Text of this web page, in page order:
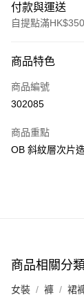
付款與運送
自提點滿
信用卡
Apple Pay
PayMe
每筆HK$40.00
付款後順豐站及
每筆HK$40.00
商品特色
商品編號
302085
商品重點
OB 斜紋層次片
商品相關分
女裝 褲 裙